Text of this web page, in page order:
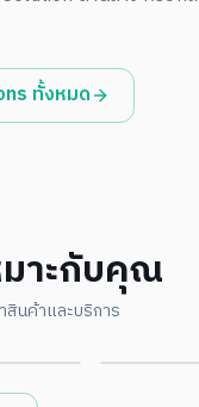
ทั้งหมด
มาะกับคุณ
นค้าและบริการ